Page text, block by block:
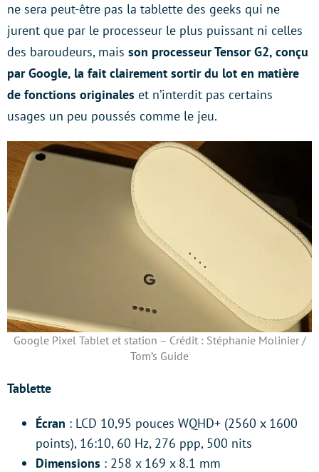
ne sera peut-être pas la tablette des geeks qui ne
jurent que par le processeur le plus puissant ni celles
des baroudeurs, mais son processeur Tensor G2, conçu
par Google, la fait clairement sortir du lot en matière
de fonctions originales et n’interdit pas certains
usages un peu poussés comme le jeu.
Google Pixel Tablet et station – Crédit : Stéphanie Molinier /
Tom’s Guide
Tablette
Écran : LCD 10,95 pouces WQHD+ (2560 x 1600
points), 16:10, 60 Hz, 276 ppp, 500 nits
Dimensions : 258 x 169 x 8.1 mm